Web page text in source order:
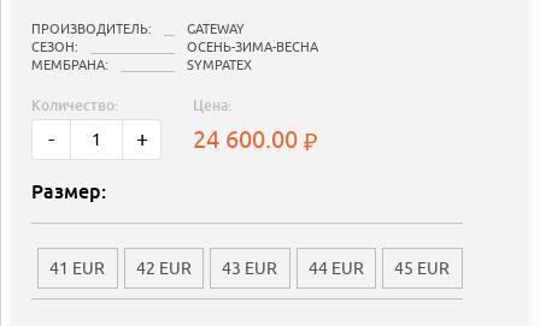
ПРОИЗВОДИТЕЛЬ:
GATEWAY
СЕЗОН:
ОСЕНЬ-ЗИМА-ВЕСНА
МЕМБРАНА:
SYMPATEX
Количество:
- +
Цена:
24 600.00
Размер:
41 EUR 42 EUR 43 EUR 44 EUR 45 EUR